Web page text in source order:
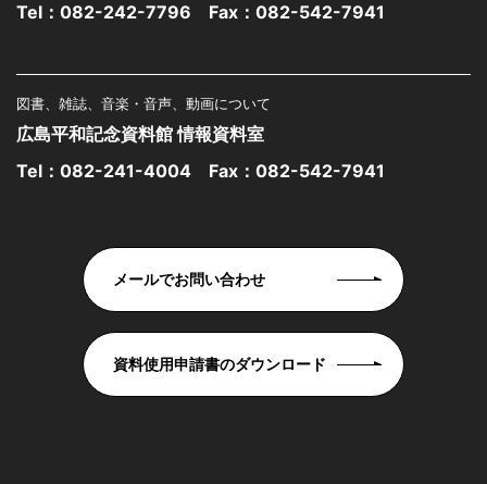
Tel： 082-242-7796 Fax：082-542-7941
図書、雑誌、音楽・音声、動画について
広島平和記念資料館 情報資料室
Tel： 082-241-4004 Fax：082-542-7941
メールでお問い合わせ
資料使用申請書のダウンロード